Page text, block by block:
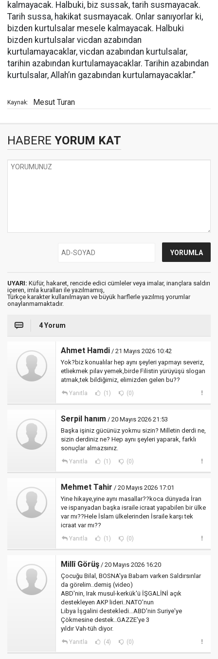
kalmayacak. Halbuki, biz sussak, tarih susmayacak.
Tarih sussa, hakikat susmayacak. Onlar sanıyorlar ki,
bizden kurtulsalar mesele kalmayacak. Halbuki
bizden kurtulsalar vicdan azabından
kurtulamayacaklar, vicdan azabından kurtulsalar,
tarihin azabından kurtulamayacaklar. Tarihin azabından
kurtulsalar, Allah’ın gazabından kurtulamayacaklar.”
Kaynak: Mesut Turan
HABERE YORUM KAT
UYARI: Küfür, hakaret, rencide edici cümleler veya imalar, inançlara saldırı
içeren, imla kuralları ile yazılmamış,
Türkçe karakter kullanılmayan ve büyük harflerle yazılmış yorumlar
onaylanmamaktadır.
4 Yorum
Ahmet Hamdi / 21 Mayıs 2026 10:42
Yok?biz konualılar hep aynı şeyleri yapmayı severiz,
etliekmek pilav yemek,birde Filistin yürüyüşü slogan
atmak,tek bildiğimiz, elimizden gelen bu??
Yanıtla (1) (0)
Serpil hanım / 20 Mayıs 2026 21:53
Başka işiniz gücünüz yokmu sizin? Milletin derdi ne,
sizin derdiniz ne? Hep aynı şeyleri yaparak, farklı
sonuçlar almazsınız.
Yanıtla (1) (0)
Mehmet Tahir / 20 Mayıs 2026 17:01
Yine hikaye,yine aynı masallar??koca dünyada İran
ve ispanyadan başka israile icraat yapabilen bir ülke
var mı??Hele İslam ülkelerinden İsraile karşı tek
icraat var mı??
Yanıtla (1) (0)
Millî Görüş / 20 Mayıs 2026 16:20
Çocuğu Bilal, BOSNA'ya Babam varken Saldırsınlar
da görelim..demiş (video)
ABD'nin, Irak musul-kerkük'ü İŞGALİNİ açık
destekleyen AKP lideri..NATO'nun
Libya İşgalini destekledi...ABD'nin Suriye'ye
Çökmesine destek..GAZZE'ye 3
yıldır Vah-tüh diyor.
Yanıtla (4) (0)